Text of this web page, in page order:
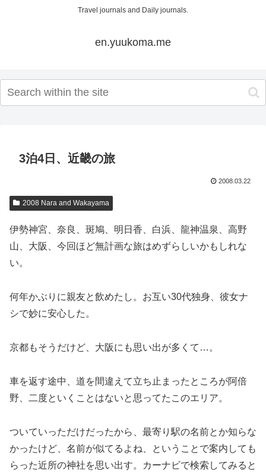
Travel journals and Daily journals.
en.yuukoma.me
3泊4日、近畿の旅
2008.03.22
2008 Nara and Wakayama
伊勢神宮、奈良、斑鳩、明日香、白浜、龍神温泉、高野
山、大阪、今回ほど無計画な旅はめずらしいかもしれな
い。
何年かぶりに親友と飲めたし。お互い30代独身、彼女ナ
シで妙に安心した。
京都もそうだけど、大阪にも思い出が多くて…。
車を返す途中、道を間違えて立ち止まったところが阿倍
野、二度といくことはないと思ってたこのエリア。
ついていっただけだったから、最寄り駅の名前とか知らな
かったけど、名前が似てるよね、ということで案内しても
らった近所の神社を思い出す。カーナビで検索してみると